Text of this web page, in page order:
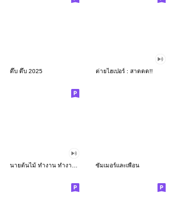
ดึ๊บ ดึ๊บ 2025 ต่ายไฮเปอร์ : สาดดด!!
ซัมเมอร์และเพื่อน